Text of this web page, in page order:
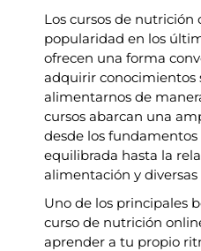
Los cursos de
popularidad en los
ofrecen una forma
adquirir conocimientos
alimentarnos de
cursos abarcan una
desde los
equilibrada hasta la
alimentación y
Uno de los principales
curso de nutrición
aprender a tu propio